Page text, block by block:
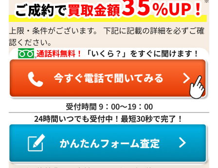
身分証明書がなぜ必要？
上限・条件がございます。 下記に記載の詳細を必ずご確
認ください。
通話料無料！
「いくら？」をすぐに聞けます！
受付時間 9：00〜19：00
24時間いつでも受付中！最短30秒で完了！